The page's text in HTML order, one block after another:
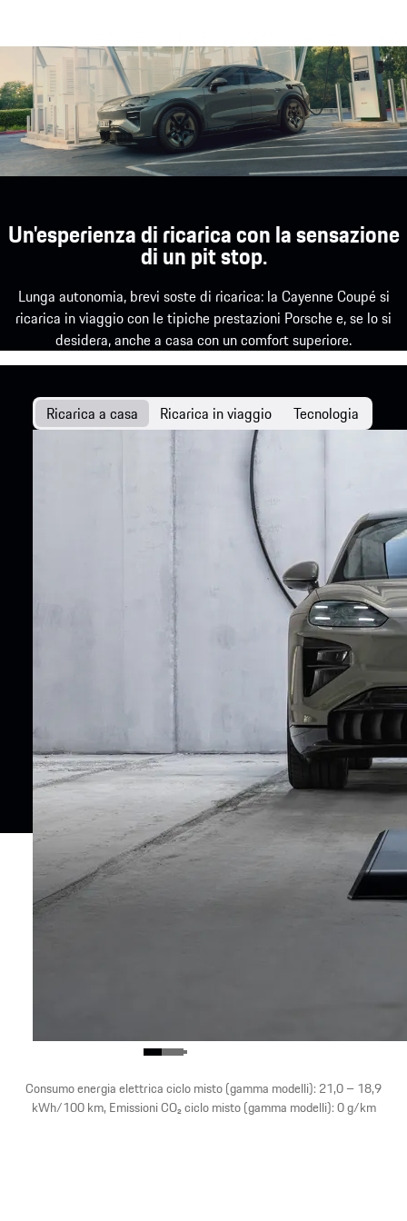
Un'esperienza di ricarica con la sensazione
di un pit stop.
Lunga autonomia, brevi soste di ricarica: la Cayenne Coupé si
ricarica in viaggio con le tipiche prestazioni Porsche e, se lo si
desidera, anche a casa con un comfort superiore.
Ricarica a casa Ricarica in viaggio Tecnologia
Consumo energia elettrica ciclo misto (gamma modelli): 21,0 – 18,9
kWh/100 km, Emissioni CO₂ ciclo misto (gamma modelli): 0 g/km